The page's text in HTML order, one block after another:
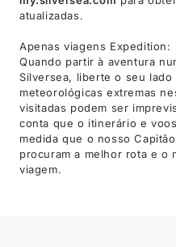
atualizadas.
Apenas viagens Expedition:
Quando partir à aventura
Silversea, liberte o seu
meteorológicas extremas
visitadas podem ser
conta que o itinerário e
medida que o nosso
procuram a melhor rota e o
viagem.